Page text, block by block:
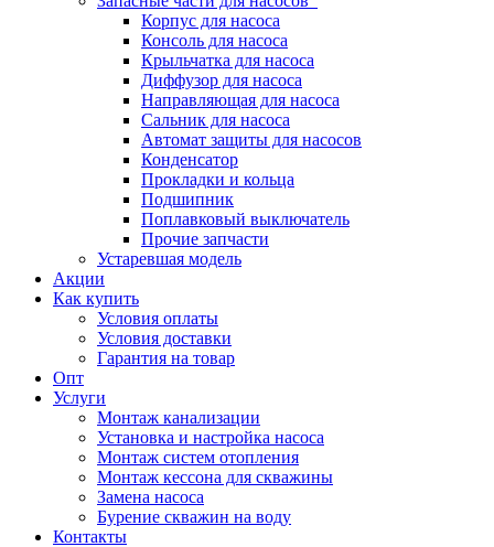
Корпус для насоса
Консоль для насоса
Крыльчатка для насоса
Диффузор для насоса
Направляющая для насоса
Сальник для насоса
Автомат защиты для насосов
Конденсатор
Прокладки и кольца
Подшипник
Поплавковый выключатель
Прочие запчасти
Устаревшая модель
Акции
Как купить
Условия оплаты
Условия доставки
Гарантия на товар
Опт
Услуги
Монтаж канализации
Установка и настройка насоса
Монтаж систем отопления
Монтаж кессона для скважины
Замена насоса
Бурение скважин на воду
Контакты